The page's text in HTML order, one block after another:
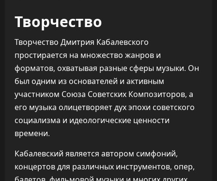
Творчество
Творчество Дмитрия Кабалевского
простирается на множество жанров и
форматов, охватывая разные сферы музыки. Он
был одним из основателей и активным
участником Союза Советских Композиторов, а
его музыка олицетворяет дух эпохи советского
социализма и идеологические ценности
времени.
Кабалевский является автором симфоний,
концертов для различных инструментов, опер,